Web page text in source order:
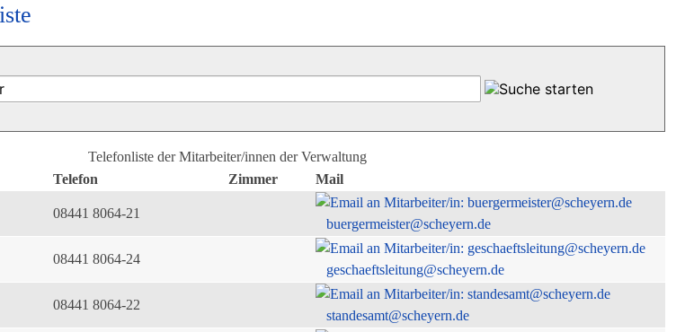
Telefonliste der Mitarbeiter/innen der Verwaltung
Telefon Zimmer Mail
08441 8064-21
buergermeister@scheyern.de
08441 8064-24
geschaeftsleitung@scheyern.de
08441 8064-22
standesamt@scheyern.de